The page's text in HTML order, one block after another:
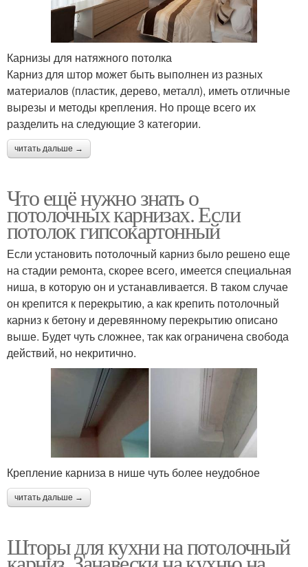
Карнизы для натяжного потолка
Карниз для штор может быть выполнен из разных
материалов (пластик, дерево, металл), иметь отличные
вырезы и методы крепления. Но проще всего их
разделить на следующие 3 категории.
читать дальше →
Что ещё нужно знать о
потолочных карнизах. Если
потолок гипсокартонный
Если установить потолочный карниз было решено еще
на стадии ремонта, скорее всего, имеется специальная
ниша, в которую он и устанавливается. В таком случае
он крепится к перекрытию, а как крепить потолочный
карниз к бетону и деревянному перекрытию описано
выше. Будет чуть сложнее, так как ограничена свобода
действий, но некритично.
Крепление карниза в нише чуть более неудобное
читать дальше →
Шторы для кухни на потолочный